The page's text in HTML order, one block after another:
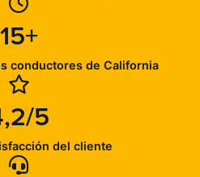
15+
conductores de California
5
del cliente